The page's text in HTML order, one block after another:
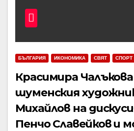
БЪЛГАРИЯ ИКОНОМИКА СВЯТ СПОРТ
Красимира
шуменския
Михайлов на
Пенчо Славейков и